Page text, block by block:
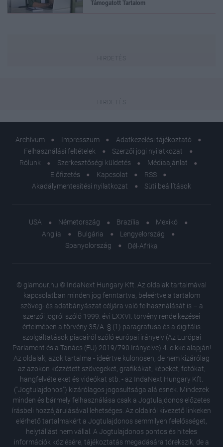
Támogatott Tartalom
Archívum Impresszum
Adatkezelési tájékoztató
Felhasználási feltételek
Szerzői jogi nyilatkozat
Rólunk
Szerkesztőségi küldetés
Médiaajánlat
Előfizetés
Kapcsolat
RSS
Akadálymentesítési nyilatkozat
Süti beállítások
USA Németország Brazília
Mexikó
Anglia
Bulgária
Lengyelország
Spanyolország
Dél-Afrika
© glamour.hu © IndaNext Hungary Kft. Az oldalak tartalmával
kapcsolatban minden jog fenntartva, beleértve a tartalom
szöveg- és adatbányászat céljára való felhasználását is – a
szerzői jogról szóló 1999. évi LXXVI. törvény rendelkezései
értelmében a törvény 35/A. § (1) paragrafusa és a digitális
szolgáltatások piacairól szóló európai irányelv (Az Európai
Parlament és a Tanács (EU) 2019/790 Irányelve) 4. cikke alapján!
Az oldalak, azok tartalma - ideértve különösen, de nem kizárólag
az azokon közzétett szövegeket, grafikákat, képeket, fotókat,
hangfelvételeket és videókat stb. - az IndaNext Hungary Kft.
("Jogtulajdonos") kizárólagos jogosultsága alá esnek. Mindezek
minden és bármely felhasználása csak a Jogtulajdonos előzetes
írásbeli hozzájárulásával lehetséges. Az oldalról kivezető linkeken
elérhető tartalmakért a Jogtulajdonos semmilyen felelősséget,
helytállást nem vállal. A Jogtulajdonos pontos és hiteles
információk közlésére, tájékoztatás megadására törekszik, de a